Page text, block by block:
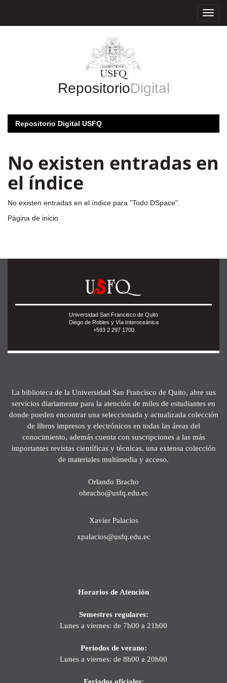
RepositorioDigital
Repositorio Digital USFQ
No existen entradas en
el índice
No existen entradas en el índice para "Todo DSpace".
Página de inicio
Universidad San Francisco de Quito
Diego de Robles y Vía Interoceánica
+593 2 297 1700
La biblioteca de la Universidad San Francisco de Quito, abre sus
servicios diariamente para la atención de miles de estudiantes en
donde pueden encontrar una seleccionada y actualizada colección
de libros impresos y electrónicos en todas las áreas del
conocimiento, además cuenta con suscripciones a las más
importantes revistas científicas y técnicas, una extensa colección
de materiales multimedia y acceso.
Orlando Bracho
obracho@usfq.edu.ec
Xavier Palacios
xpalacios@usfq.edu.ec
Horarios de Atención
Semestres regulares:
Lunes a viernes: de 7h00 a 21h00
Períodos de verano:
Lunes a viernes: de 8h00 a 20h00
Feriados oficiales: